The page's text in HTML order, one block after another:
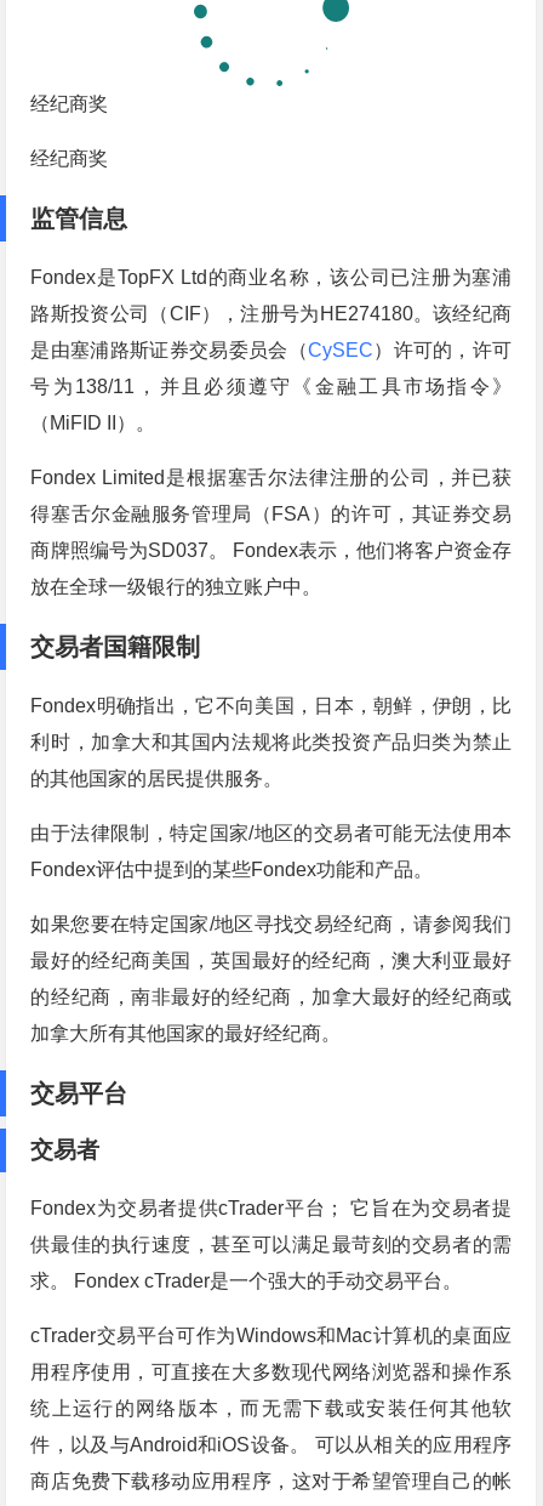
经纪商奖
经纪商奖
监管信息
Fondex是TopFX Ltd的商业名称，该公司已注册为塞浦
路斯投资公司（CIF），注册号为HE274180。该经纪商
是由塞浦路斯证券交易委员会（CySEC）许可的，许可
号为138/11，并且必须遵守《金融工具市场指令》
（MiFID II）。
Fondex Limited是根据塞舌尔法律注册的公司，并已获
得塞舌尔金融服务管理局（FSA）的许可，其证券交易
商牌照编号为SD037。 Fondex表示，他们将客户资金存
放在全球一级银行的独立账户中。
交易者国籍限制
Fondex明确指出，它不向美国，日本，朝鲜，伊朗，比
利时，加拿大和其国内法规将此类投资产品归类为禁止
的其他国家的居民提供服务。
由于法律限制，特定国家/地区的交易者可能无法使用本
Fondex评估中提到的某些Fondex功能和产品。
如果您要在特定国家/地区寻找交易经纪商，请参阅我们
最好的经纪商美国，英国最好的经纪商，澳大利亚最好
的经纪商，南非最好的经纪商，加拿大最好的经纪商或
加拿大所有其他国家的最好经纪商。
交易平台
交易者
Fondex为交易者提供cTrader平台； 它旨在为交易者提
供最佳的执行速度，甚至可以满足最苛刻的交易者的需
求。 Fondex cTrader是一个强大的手动交易平台。
cTrader交易平台可作为Windows和Mac计算机的桌面应
用程序使用，可直接在大多数现代网络浏览器和操作系
统上运行的网络版本，而无需下载或安装任何其他软
件，以及与Android和iOS设备。 可以从相关的应用程序
商店免费下载移动应用程序，这对于希望管理自己的帐